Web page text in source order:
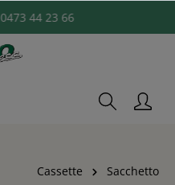
0473 44 23 66
Cassette Sacchetto